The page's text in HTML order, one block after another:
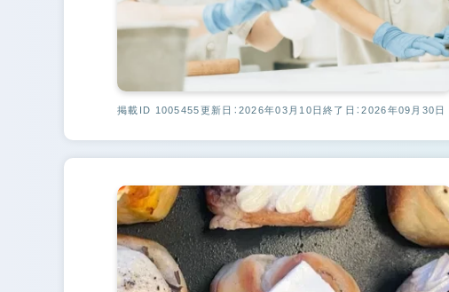
掲載ID 1005455更新日：2026年03月10日終了日：2026年09月30日